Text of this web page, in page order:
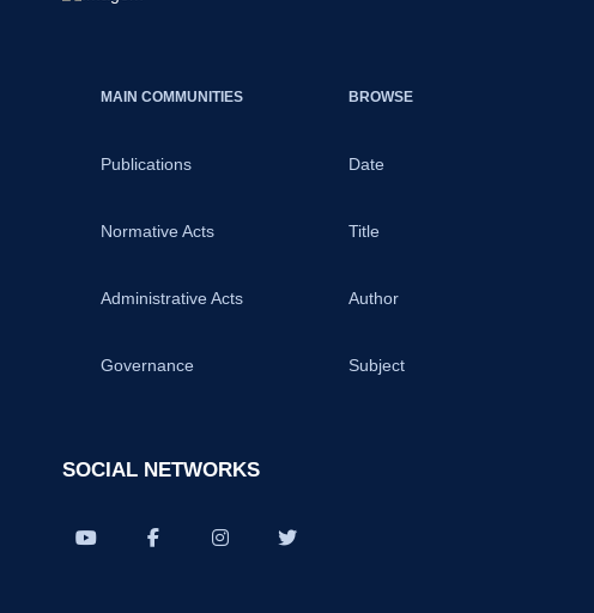
MAIN COMMUNITIES
Publications
Normative Acts
Administrative Acts
Governance
BROWSE
Date
Title
Author
Subject
SOCIAL NETWORKS